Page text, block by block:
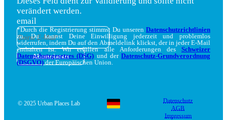
verändert werden.
email
*Durch die Registrierung stimmst Du unseren Datenschutzrichtlinien
zu. Du kannst Deine Einwilligung jederzeit und problemlos
widerrufen, indem Du auf den Abmeldelink klickst, der in jeder E-Mail
enthalten ist. Wir erfüllen alle Anforderungen des Schweizer
Datenschutzgesetzes (DSG) und der Datenschutz-Grundverordnung
(DSGVO) der Europäischen Union.
© 2025 Urban Places Lab
Datenschutz
AGB
Impressum